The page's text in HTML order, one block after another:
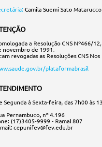
Camila Suemi Sato Matarucco
a Resolução CNS Nº466/
novembro de 1991.
revogadas as Resoluções CNS
plataformabrasil
Segunda à Sexta-feira, das 7h00 às
Pernambuco, nº 4.196
(17)3405-9999 - Ramal 807
mail: cepunifev@fev.edu.br